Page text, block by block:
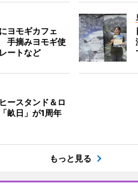
ヨモギカフェ
手摘みヨモギ使
ートなど
ースタンド＆ロ
畝日」が1周年
もっと見る